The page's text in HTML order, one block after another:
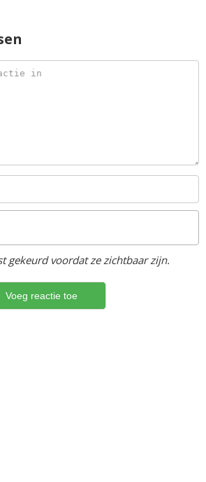
gekeurd voordat ze zichtbaar zijn.